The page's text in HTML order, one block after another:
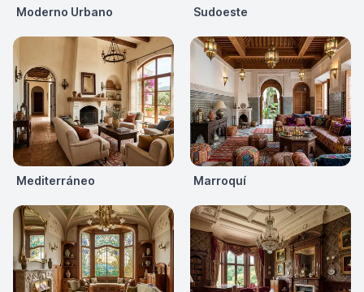
Moderno Urbano Sudoeste
Mediterráneo Marroquí